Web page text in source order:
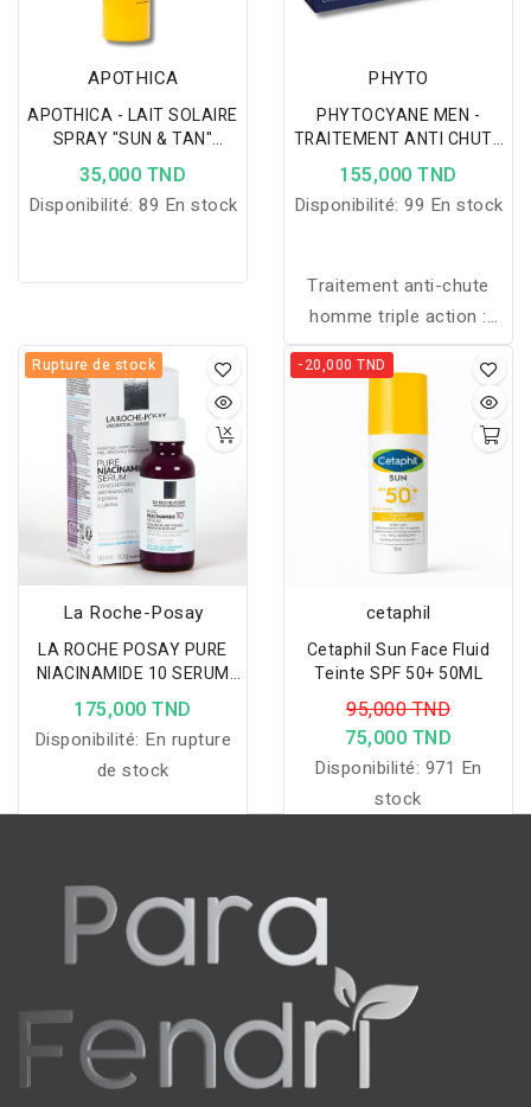
APOTHICA
APOTHICA - LAIT SOLAIRE
SPRAY "SUN & TAN"
SPF50+ 150ML
35,000 TND
Disponibilité: 89 En stock
PHYTO
PHYTOCYANE MEN -
TRAITEMENT ANTI CHUTE
HOMME 12*3,5ML
155,000 TND
Disponibilité: 99 En stock
Traitement anti-chute
homme triple action :
freine la chute, stimule la
pousse et renforce les
cheveux.
Rupture de stock
La Roche-Posay
LA ROCHE POSAY PURE
NIACINAMIDE 10 SERUM
ANTI TACHES 30ML
175,000 TND
Disponibilité: En rupture
de stock
-20,000 TND
cetaphil
Cetaphil Sun Face Fluid
Teinte SPF 50+ 50ML
95,000 TND
75,000 TND
Disponibilité: 971 En
stock